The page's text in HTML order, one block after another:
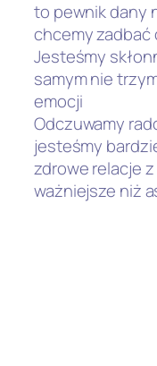
to pewnik dany
chcemy zadbać
Jesteśmy
samym nie
emocji
Odczuwamy
jesteśmy
zdrowe relacje
ważniejsze niż